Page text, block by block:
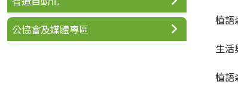
植語
生活
植語
公協會及媒體專區